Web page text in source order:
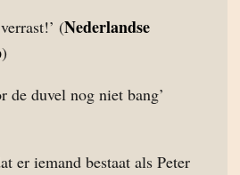
(Nederlandse
)
de duvel nog niet bang’
er iemand bestaat als Peter